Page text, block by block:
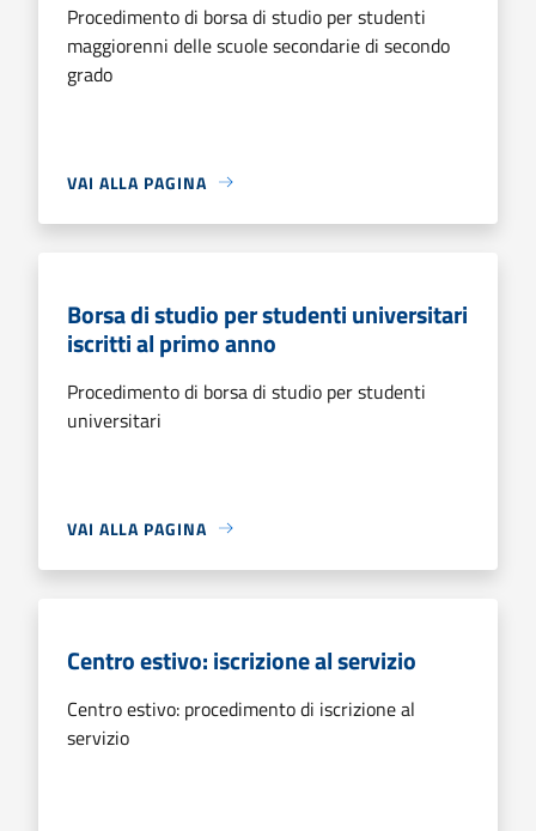
Procedimento di borsa di studio per studenti
maggiorenni delle scuole secondarie di secondo
grado
VAI ALLA PAGINA
Borsa di studio per studenti universitari
iscritti al primo anno
Procedimento di borsa di studio per studenti
universitari
VAI ALLA PAGINA
Centro estivo: iscrizione al servizio
Centro estivo: procedimento di iscrizione al
servizio